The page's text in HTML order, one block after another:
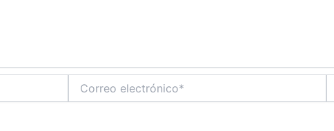
electrónico*